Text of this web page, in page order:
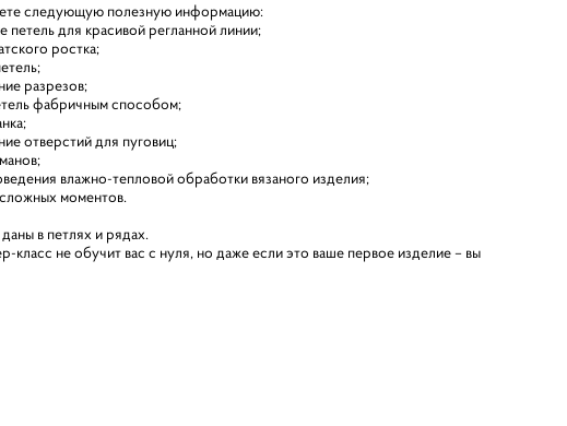
следующую полезную информацию:
петель для красивой регланной линии;
ростка;
разрезов;
фабричным способом;
отверстий для пуговиц;
влажно-тепловой обработки вязаного изделия;
моментов.
в петлях и рядах.
класс не обучит вас с нуля, но даже если это ваше первое изделие – вы